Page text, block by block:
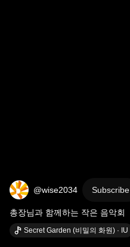
@wise2034 Subscribe
총장님과 함께하는 작은 음악회
Secret Garden (비밀의 화원) · IU